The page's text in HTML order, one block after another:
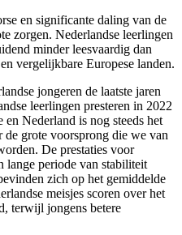
en significante daling van de
zorgen. Nederlandse leerlingen
minder leesvaardig dan
vergelijkbare Europese landen.
jongeren de laatste jaren
leerlingen presteren in 2022
Nederland is nog steeds het
de grote voorsprong die we van
De prestaties voor
lange periode van stabiliteit
zich op het gemiddelde
meisjes scoren over het
terwijl jongens betere